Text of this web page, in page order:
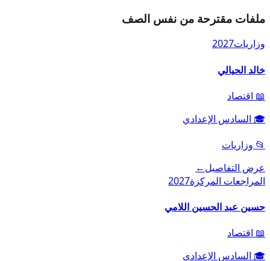
ملفات مقترحة من نفس الصف
وزاريات2027
خالد الحيالي
📖 اقتصاد
🎓 السادس الإعدادي
📂 وزاريات
عرض التفاصيل←
المراجعات المركزة2027
حسين عبد الحسين اللامي
📖 اقتصاد
🎓 السادس الإعدادي